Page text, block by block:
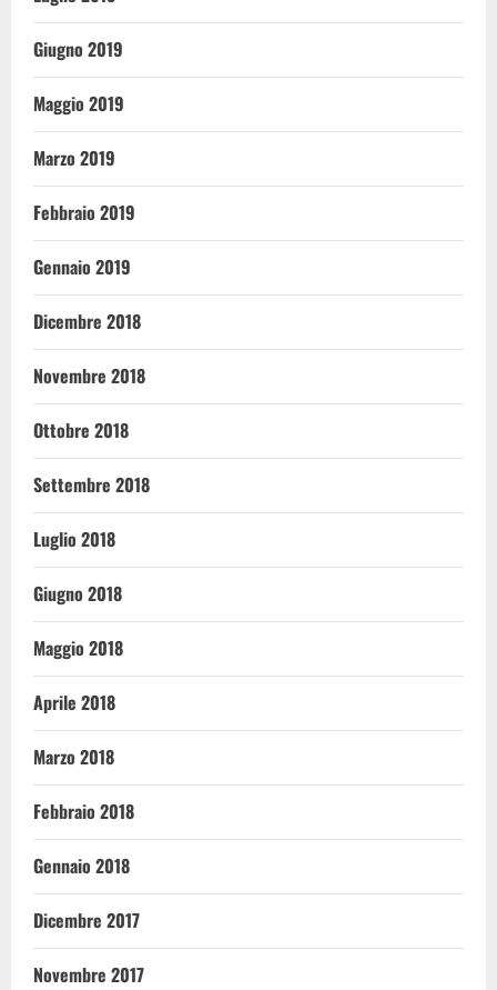
Giugno 2019
Maggio 2019
Marzo 2019
Febbraio 2019
Gennaio 2019
Dicembre 2018
Novembre 2018
Ottobre 2018
Settembre 2018
Luglio 2018
Giugno 2018
Maggio 2018
Aprile 2018
Marzo 2018
Febbraio 2018
Gennaio 2018
Dicembre 2017
Novembre 2017